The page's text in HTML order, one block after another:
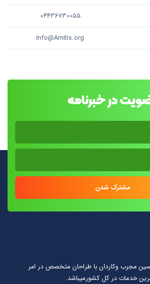
04436730055
Info@Amitis.org
در خبرنامه
مشترک شدن
مجرب وكاردان با طراحان متخصص در امر
خدمات در كل كشورمیباشد.